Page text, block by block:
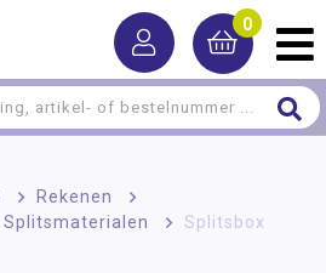
0
> Rekenen
>
Splitsmaterialen >
Splitsbox